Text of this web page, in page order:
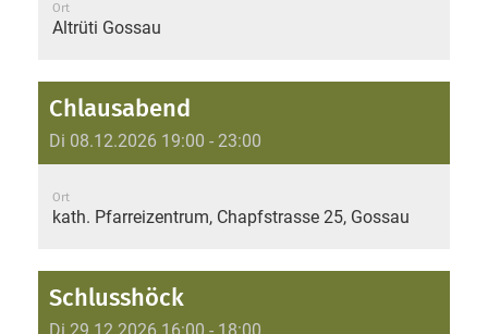
Ort
Altrüti Gossau
Chlausabend
Di 08.12.2026 19:00 - 23:00
Ort
kath. Pfarreizentrum, Chapfstrasse 25, Gossau
Schlusshöck